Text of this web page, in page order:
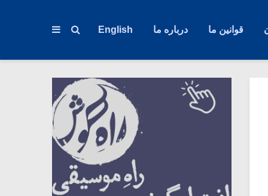
قوانین ما درباره ما English